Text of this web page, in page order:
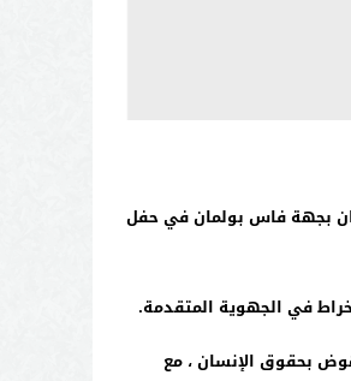
بجهة فاس بولمان في حفل
في الجهوية المتقدمة.
بحقوق الإنسان ، مع